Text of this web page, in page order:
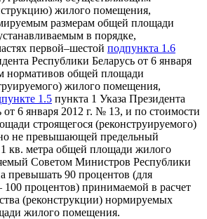
жилого помещения,
размерам общей площади
в порядке,
первой–шестой подпункта 1.6
Республики Беларусь от 6 января
нормативов общей площади
жилого помещения,
1.5 пункта 1 Указа Президента
от 6 января 2012 г. № 13, и по стоимости
строящегося (реконструируемого)
не превышающей предельный
кв. метра общей площади жилого
Советом Министров Республики
превышать 90 процентов (для
процентов) принимаемой в расчет
(реконструкции) нормируемых
жилого помещения.